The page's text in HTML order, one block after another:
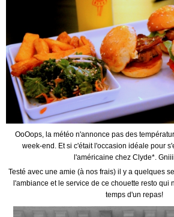
OoOops, la météo n'annonce pas des
week-end. Et si c'était l'occasion idéale pour
l'américaine chez Clyde*.
Testé avec une amie (à nos frais) il y a quelques
l'ambiance et le service de ce chouette resto qui
temps d'un repas!